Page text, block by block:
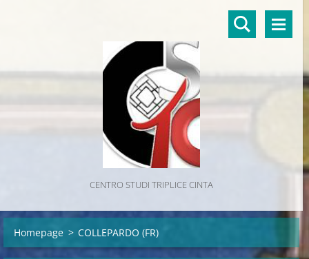
CENTRO STUDI TRIPLICE CINTA
Homepage > COLLEPARDO (FR)